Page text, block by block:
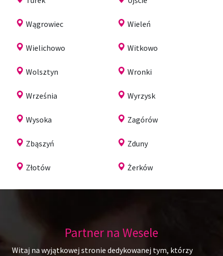
Wągrowiec Wieleń
Wielichowo Witkowo
Wolsztyn Wronki
Września Wyrzysk
Wysoka Zagórów
Zbąszyń Zduny
Złotów Żerków
Partner na Wesele
Witaj na wyjątkowej stronie dedykowanej tym, którzy